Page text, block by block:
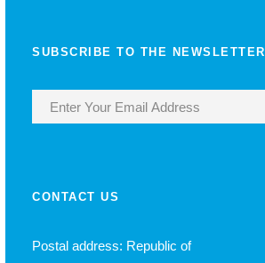
SUBSCRIBE TO THE NEWSLETTER
CONTACT US
Postal address: Republic of